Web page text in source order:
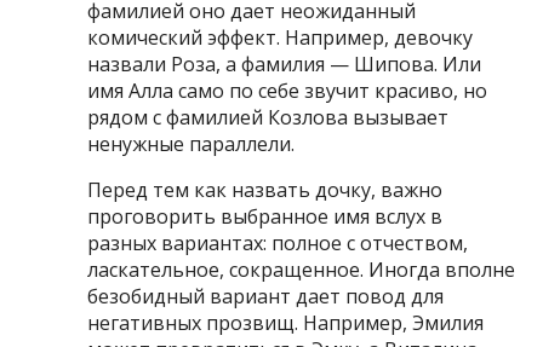
фамилией оно дает неожиданный
комический эффект. Например, девочку
назвали Роза, а фамилия — Шипова. Или
имя Алла само по себе звучит красиво, но
рядом с фамилией Козлова вызывает
ненужные параллели.
Перед тем как назвать дочку, важно
проговорить выбранное имя вслух в
разных вариантах: полное с отчеством,
ласкательное, сокращенное. Иногда вполне
безобидный вариант дает повод для
негативных прозвищ. Например, Эмилия